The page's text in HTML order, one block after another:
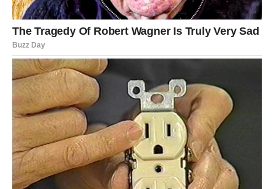
poboljšati kvalitet svog života i smanjiti rizik od hroničnih
bolesti.